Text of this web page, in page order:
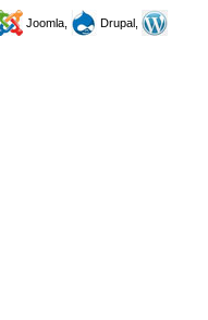
Joomla,
Drupal,